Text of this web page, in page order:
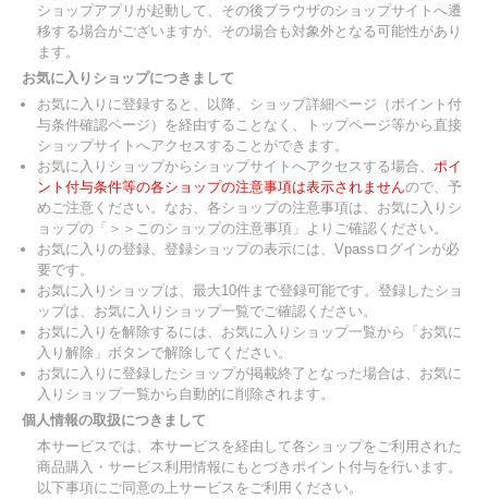
ショップアプリが起動して、その後ブラウザのショップサイトへ遷
移する場合がございますが、その場合も対象外となる可能性があり
ます。
お気に入りショップにつきまして
お気に入りに登録すると、以降、ショップ詳細ページ（ポイント付
与条件確認ページ）を経由することなく、トップページ等から直接
ショップサイトへアクセスすることができます。
お気に入りショップからショップサイトへアクセスする場合、 ポイ
ント付与条件等の各ショップの注意事項は表示されませんので、予
めご注意ください。なお、各ショップの注意事項は、お気に入りシ
ョップの「＞＞このショップの注意事項」よりご確認ください。
お気に入りの登録、登録ショップの表示には、Vpassログインが必
要です。
お気に入りショップは、最大10件まで登録可能です。登録したショ
ップは、お気に入りショップ一覧でご確認ください。
お気に入りを解除するには、お気に入りショップ一覧から「お気に
入り解除」ボタンで解除してください。
お気に入りに登録したショップが掲載終了となった場合は、お気に
入りショップ一覧から自動的に削除されます。
個人情報の取扱につきまして
本サービスでは、本サービスを経由して各ショップをご利用された
商品購入・サービス利用情報にもとづきポイント付与を行います。
以下事項にご同意の上サービスをご利用ください。